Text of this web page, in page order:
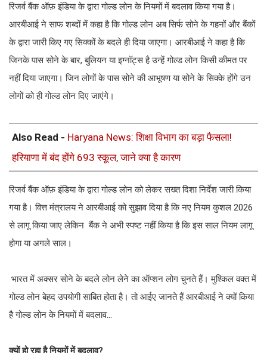
रिजर्व बैंक ऑफ़ इंडिया के द्वारा गोल्ड लोन के नियमों में बदलाव किया गया है।
आरबीआई ने साफ शब्दों में कहा है कि गोल्ड लोन अब सिर्फ सोने के गहनों और बैंकों
के द्वारा जारी किए गए सिक्कों के बदले ही दिया जाएगा। आरबीआई ने कहा है कि
जिनके पास सोने के बार, बुलियन या इग्नॉट्स है उन्हें गोल्ड लोन किसी कीमत पर
नहीं दिया जाएगा। जिन लोगों के पास सोने की आभूषण या सोने के सिक्के होंगे उन
लोगों को ही गोल्ड लोन दिए जाएंगे।
Also Read - Haryana News: शिक्षा विभाग का बड़ा फैसला!
हरियाणा में बंद होंगे 693 स्कूल, जाने क्या है कारण
रिजर्व बैंक ऑफ़ इंडिया के द्वारा गोल्ड लोन को लेकर सख्त दिशा निर्देश जारी किया
गया है। वित्त मंत्रालय ने आरबीआई को सुझाव दिया है कि नए नियम कुशल 2026
से लागू किया जाए लेकिन बैंक ने अभी स्पष्ट नहीं किया है कि इस साल नियम लागू
होगा या अगले साल।
भारत में अक्सर सोने के बदले लोन लेने का ऑप्शन लोग चुनते हैं। मुश्किल वक्त में
गोल्ड लोन बेहद उपयोगी साबित होता है। तो आईए जानते हैं आरबीआई ने क्यों किया
है गोल्ड लोन के नियमों में बदलाव...
क्यों हो रहा है नियमों में बदलाव?